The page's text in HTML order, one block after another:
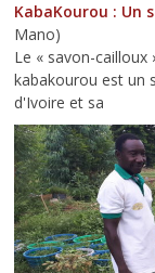
KabaKourou : Un
Mano)
Le « savon-
kabakourou est un
d'Ivoire et sa